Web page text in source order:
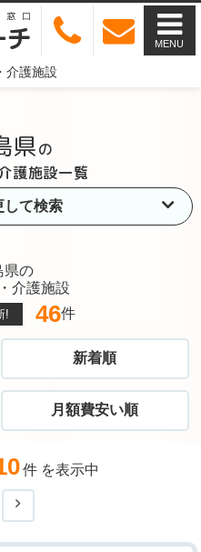
MENU
介護施設
県の
護施設一覧
して検索
県の
介護施設
! 46件
新着順
月額費安い順
件 を表示中